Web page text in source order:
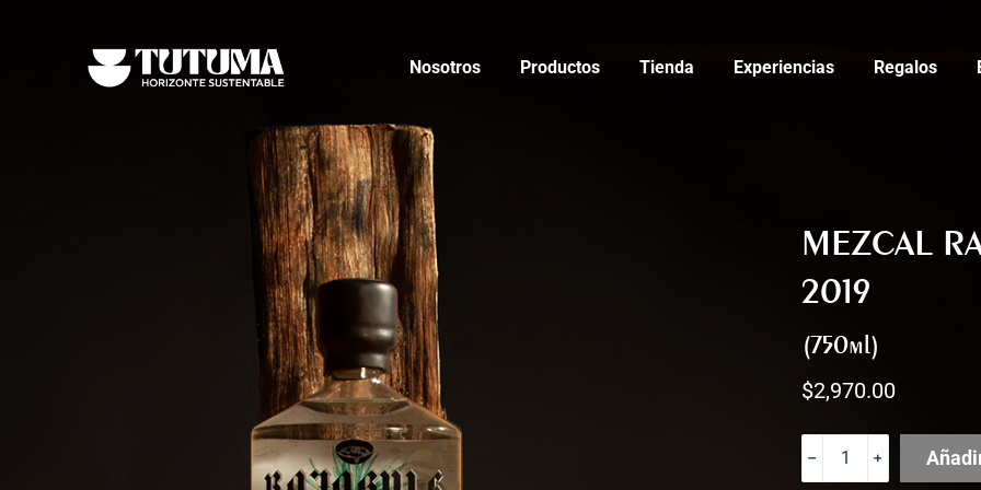
Nosotros Productos Tienda Experiencias Regalos
MEZCAL
2019
(750ml)
$2,970.00
MEZCAL
RAJABULE